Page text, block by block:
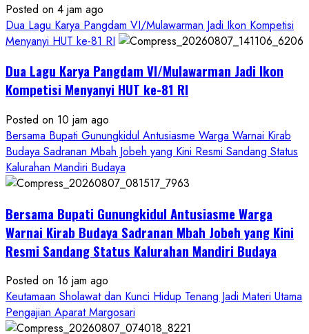
Posted on 4 jam ago
Dua Lagu Karya Pangdam VI/Mulawarman Jadi Ikon Kompetisi
Menyanyi HUT ke-81 RI
Dua Lagu Karya Pangdam VI/Mulawarman Jadi Ikon
Kompetisi Menyanyi HUT ke-81 RI
Posted on 10 jam ago
Bersama Bupati Gunungkidul Antusiasme Warga Warnai Kirab
Budaya Sadranan Mbah Jobeh yang Kini Resmi Sandang Status
Kalurahan Mandiri Budaya
Bersama Bupati Gunungkidul Antusiasme Warga
Warnai Kirab Budaya Sadranan Mbah Jobeh yang Kini
Resmi Sandang Status Kalurahan Mandiri Budaya
Posted on 16 jam ago
Keutamaan Sholawat dan Kunci Hidup Tenang Jadi Materi Utama
Pengajian Aparat Margosari